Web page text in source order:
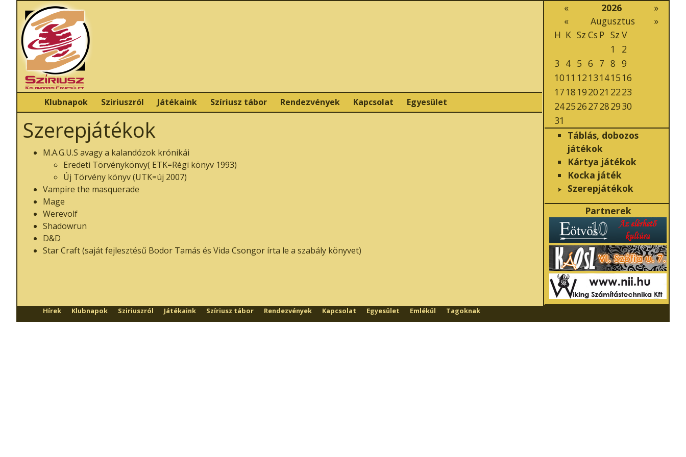
Klubnapok Sziriuszról Játékaink Szíriusz tábor Rendezvények Kapcsolat Egyesület
« 2026
»
«
Augusztus
»
H K Sz Cs P Sz V
1
2
3 4 5 6 7 8 9
1011 1213141516
1718192021 2223
24252627282930
31
Táblás, dobozos
játékok
Kártya játékok
Kocka játék
Szerepjátékok
Partnerek
Szerepjátékok
M.A.G.U.S avagy a kalandózok krónikái
Eredeti Törvénykönvy( ETK=Régi könyv 1993)
Új Törvény könyv (UTK=új 2007)
Vampire the masquerade
Mage
Werevolf
Shadowrun
D&D
Star Craft (saját fejlesztésű Bodor Tamás és Vida Csongor írta le a szabály könyvet)
Hírek Klubnapok Sziriuszról Játékaink Szíriusz tábor Rendezvények Kapcsolat Egyesület Emlékül Tagoknak